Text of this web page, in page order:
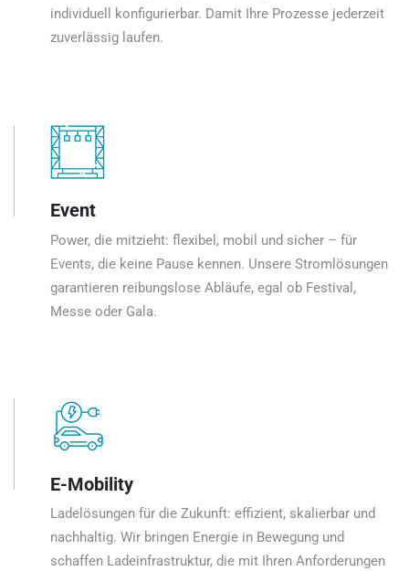
individuell konfigurierbar. Damit Ihre Prozesse jederzeit
zuverlässig laufen.
Event
Power, die mitzieht: flexibel, mobil und sicher – für
Events, die keine Pause kennen. Unsere Stromlösungen
garantieren reibungslose Abläufe, egal ob Festival,
Messe oder Gala.
E-Mobility
Ladelösungen für die Zukunft: effizient, skalierbar und
nachhaltig. Wir bringen Energie in Bewegung und
schaffen Ladeinfrastruktur, die mit Ihren Anforderungen